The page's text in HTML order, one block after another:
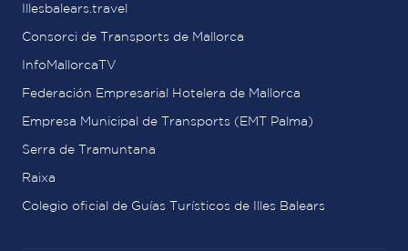
Illesbalears.travel
Consorci de Transports de Mallorca
InfoMallorcaTV
Federación Empresarial Hotelera de Mallorca
Empresa Municipal de Transports (EMT Palma)
Serra de Tramuntana
Raixa
Colegio oficial de Guías Turísticos de Illes Balears